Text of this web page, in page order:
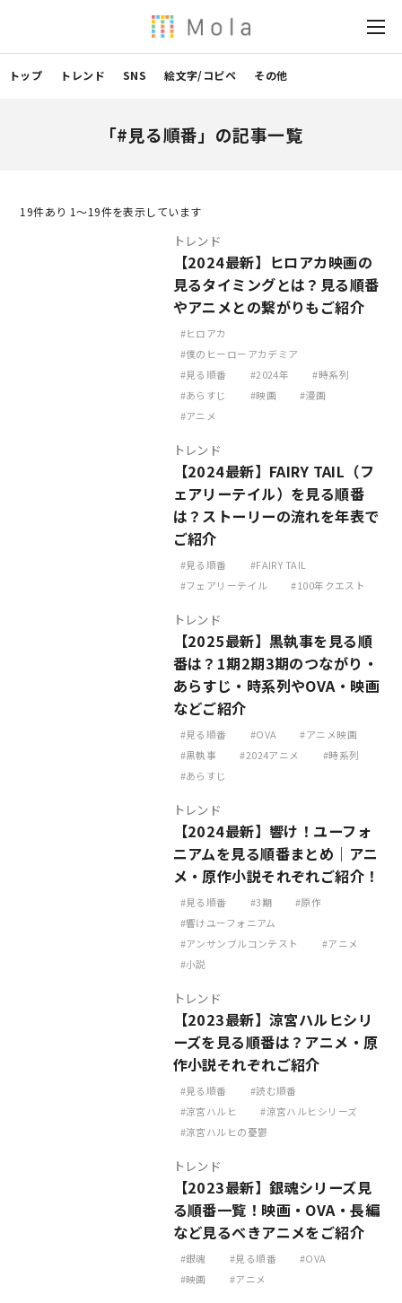
トップ トレンド SNS 絵文字/コピペ その他
「#見る順番」の記事一覧
19件あり 1〜19件を表示しています
トレンド
【2024最新】ヒロアカ映画の
見るタイミングとは？見る順番
やアニメとの繋がりもご紹介
ヒロアカ
僕のヒーローアカデミア
見る順番
2024年
時系列
あらすじ
映画
漫画
アニメ
トレンド
【2024最新】FAIRY TAIL（フ
ェアリーテイル）を見る順番
は？ストーリーの流れを年表で
ご紹介
見る順番
FAIRY TAIL
フェアリーテイル
100年クエスト
トレンド
【2025最新】黒執事を見る順
番は？1期2期3期のつながり・
あらすじ・時系列やOVA・映画
などご紹介
見る順番 OVA
アニメ映画
黒執事
2024アニメ
時系列
あらすじ
トレンド
【2024最新】響け！ユーフォ
ニアムを見る順番まとめ｜アニ
メ・原作小説それぞれご紹介！
見る順番 3期
原作
響けユーフォニアム
アンサンブルコンテスト
アニメ
小説
トレンド
【2023最新】涼宮ハルヒシリ
ーズを見る順番は？アニメ・原
作小説それぞれご紹介
見る順番
読む順番
涼宮ハルヒ
涼宮ハルヒシリーズ
涼宮ハルヒの憂鬱
トレンド
【2023最新】銀魂シリーズ見
る順番一覧！映画・OVA・長編
など見るべきアニメをご紹介
銀魂 見る順番
OVA
映画
アニメ